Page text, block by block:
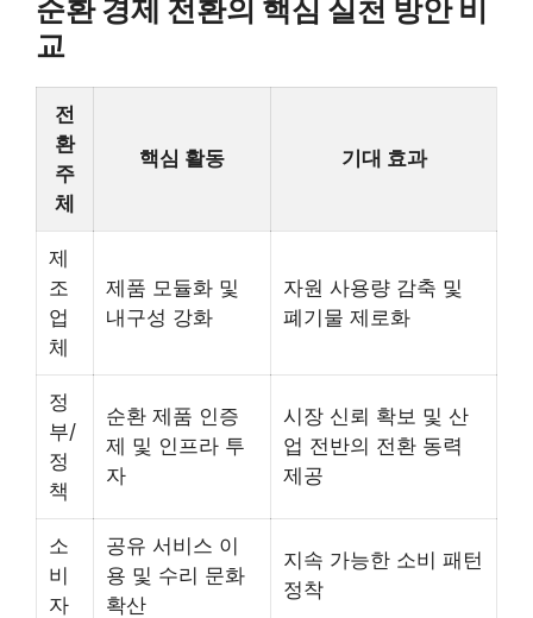
순환 경제 전환의 핵심 실천 방안 비
교
전
환
주
체
핵심 활동 기대 효과
제
조
업
체
제품 모듈화 및
내구성 강화
자원 사용량 감축 및
폐기물 제로화
정
부/
정
책
순환 제품 인증
제 및 인프라 투
자
시장 신뢰 확보 및 산
업 전반의 전환 동력
제공
소
비
자
공유 서비스 이
용 및 수리 문화
확산
지속 가능한 소비 패턴
정착